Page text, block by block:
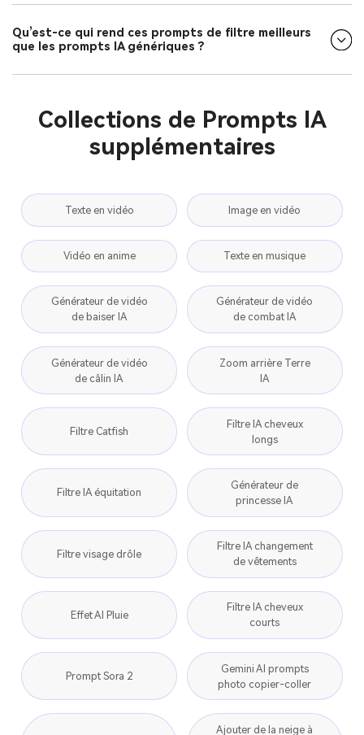
Qu’est-ce qui rend ces prompts de filtre meilleurs
que les prompts IA génériques ?
Collections de Prompts IA
supplémentaires
Texte en vidéo Image en vidéo
Vidéo en anime Texte en musique
Générateur de vidéo
de baiser IA
Générateur de vidéo
de combat IA
Générateur de vidéo
de câlin IA
Zoom arrière Terre
IA
Filtre Catfish
Filtre IA cheveux
longs
Filtre IA équitation
Générateur de
princesse IA
Filtre visage drôle
Filtre IA changement
de vêtements
Effet AI Pluie
Filtre IA cheveux
courts
Prompt Sora 2
Gemini AI prompts
photo copier-coller
Ajouter de la neige à